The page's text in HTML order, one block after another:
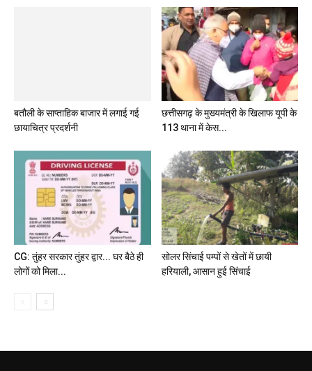
छत्तीसगढ़ के मुख्यमंत्री के खिलाफ यूपी के
113 थाना में केस...
CG: तुंहर सरकार तुंहर द्वार... घर बैठे ही
लोगों को मिला...
सोलर सिंचाई पम्पों से खेतों में छायी
हरियाली, आसान हुई सिंचाई